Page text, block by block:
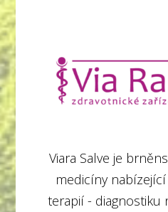
Viara Salve je
medicíny
terapií - diagnostiku